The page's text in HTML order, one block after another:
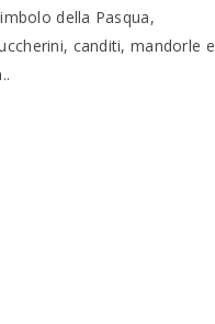
della Pasqua,
canditi, mandorle e